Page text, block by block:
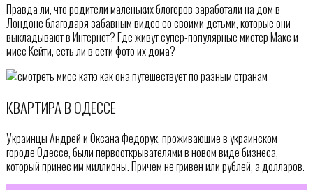
Правда ли, что родители маленьких блогеров заработали на дом в
Лондоне благодаря забавным видео со своими детьми, которые они
выкладывают в Интернет? Где живут супер-популярные мистер Макс и
мисс Кейти, есть ли в сети фото их дома?
КВАРТИРА В ОДЕССЕ
Украинцы Андрей и Оксана Федорук, проживающие в украинском
городе Одессе, были первооткрывателями в новом виде бизнеса,
который принес им миллионы. Причем не гривен или рублей, а долларов.